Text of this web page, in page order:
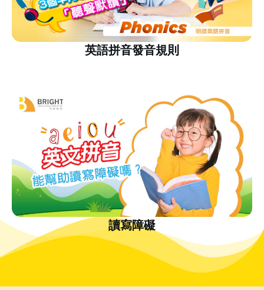
英語拼音發音規則
讀寫障礙